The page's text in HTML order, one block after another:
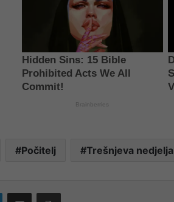
Počitelj Trešnjeva nedjelja
LinkedInShare via Email Print